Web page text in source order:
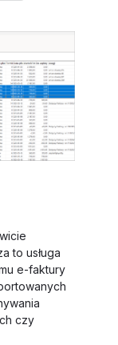
to usługa
e-faktury
czy